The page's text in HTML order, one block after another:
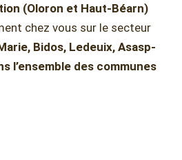
(Oloron et Haut-Béarn)
chez vous sur le secteur
Bidos, Ledeuix, Asasp-
l’ensemble des communes